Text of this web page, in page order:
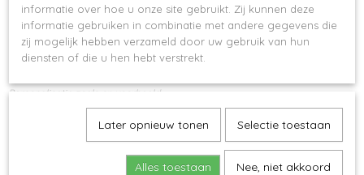
wit geurflesje met gele kaars
wit geurflesje met mint kaars -> UITVERKOCHT
groen geurflesje met groene kaars
groen geurflesje met witte kaars -> UITVERKOCHT
Personalisatie zoals op voorbeeld
Bij afhaling wordt dit geschenkpakket verpakt in mica folie, bij verzending
ontvang je alle artikelen maar dien je deze zelf nog in een mica folie of
informatie over hoe u onze site gebruikt. Zij kunnen deze
informatie gebruiken in combinatie met andere gegevens die
zij mogelijk hebben verzameld door uw gebruik van hun
diensten of die u hen hebt verstrekt.
Later opnieuw tonen Selectie toestaan
Alles toestaan Nee, niet akkoord